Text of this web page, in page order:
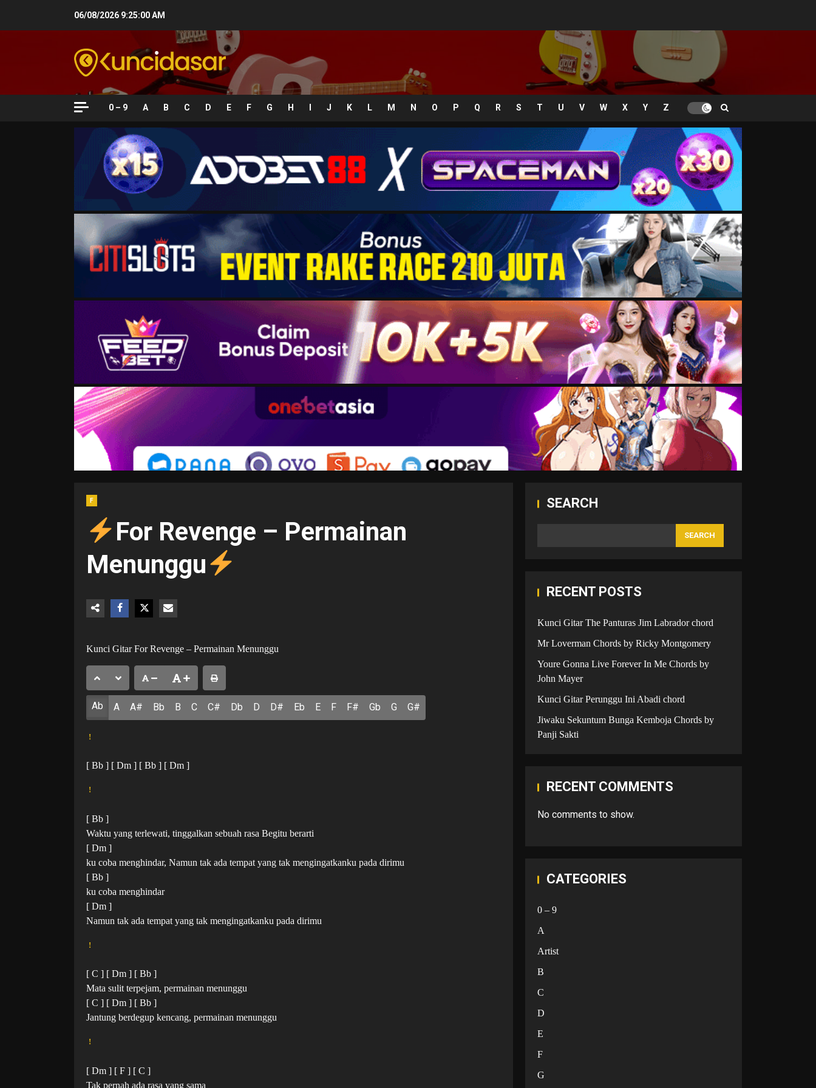
06/08/2026 9:25:01 AM
0 – 9 A B C D E F G H J K L M N O P Q R S T U V W X Y Z
F
For Revenge – Permainan
Menunggu
Kunci Gitar For Revenge – Permainan Menunggu
Ab A A# Bb B C C# Db D D# Eb E F F# Gb G G#
!
[ Bb ] [ Dm ] [ Bb ] [ Dm ]
!
[ Bb ]
Waktu yang terlewati, tinggalkan sebuah rasa Begitu berarti
[ Dm ]
ku coba menghindar, Namun tak ada tempat yang tak mengingatkanku pada dirimu
[ Bb ]
ku coba menghindar
[ Dm ]
Namun tak ada tempat yang tak mengingatkanku pada dirimu
!
[ C ] [ Dm ] [ Bb ]
Mata sulit terpejam, permainan menunggu
[ C ] [ Dm ] [ Bb ]
Jantung berdegup kencang, permainan menunggu
!
[ Dm ] [ F ] [ C ]
Tak pernah ada rasa yang sama
SEARCH
SEARCH
RECENT POSTS
Kunci Gitar The Panturas Jim Labrador chord
Mr Loverman Chords by Ricky Montgomery
Youre Gonna Live Forever In Me Chords by
John Mayer
Kunci Gitar Perunggu Ini Abadi chord
Jiwaku Sekuntum Bunga Kemboja Chords by
Panji Sakti
RECENT COMMENTS
No comments to show.
CATEGORIES
0 – 9
A
Artist
B
C
D
E
F
G